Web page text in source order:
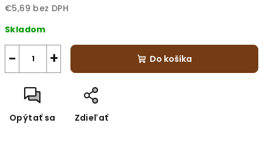
€5,69 bez DPH
cena:
Skladom
+
− Do košíka
Opýtať sa Zdieľať